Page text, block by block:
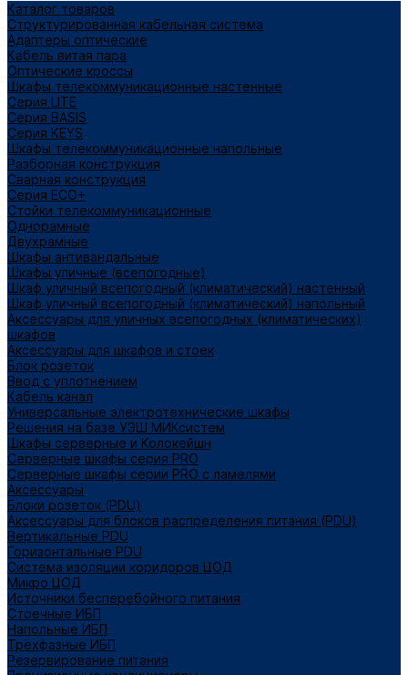
Каталог товаров
Структурированная кабельная система
Адаптеры оптические
Кабель витая пара
Оптические кроссы
Шкафы телекоммуникационные настенные
Cерия LITE
Cерия BASIS
Cерия KEYS
Шкафы телекоммуникационные напольные
Разборная конструкция
Сварная конструкция
Серия ECO+
Стойки телекоммуникационные
Однорамные
Двухрамные
Шкафы антивандальные
Шкафы уличные (всепогодные)
Шкаф уличный всепогодный (климатический) настенный
Шкаф уличный всепогодный (климатический) напольный
Аксессуары для уличных всепогодных (климатических)
шкафов
Аксессуары для шкафов и стоек
Блок розеток
Ввод с уплотнением
Кабель канал
Универсальные электротехнические шкафы
Решения на базе УЭШ МИКсистем
Шкафы серверные и Колокейшн
Серверные шкафы серия PRO
Серверные шкафы серии PRO с ламелями
Аксессуары
Блоки розеток (PDU)
Аксессуары для блоков распределения питания (PDU)
Вертикальные PDU
Горизонтальные PDU
Система изоляции коридоров ЦОД
Микро ЦОД
Источники бесперебойного питания
Стоечные ИБП
Напольные ИБП
Трёхфазные ИБП
Резервирование питания